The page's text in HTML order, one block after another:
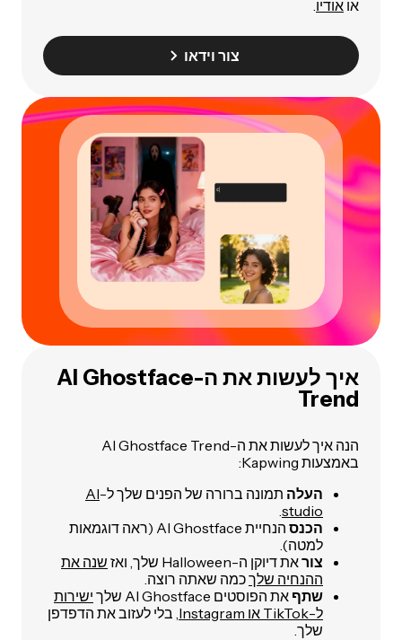
או אודיו
צור וידאו
איך לעשות את ה-AI Ghostface
Trend
הנה איך לעשות את ה-AI Ghostface Trend
באמצעות Kapwing:
העלה תמונה ברורה של הפנים שלך ל-AI
studio
הכנס
הנחיית AI Ghostface (ראה דוגמאות
למטה).
צוראת דיוקן ה-Halloween שלך, ואז
שנה את
ההנחיה שלךכמה שאתה רוצה.
שתף את הפוסטים AI Ghostface שלך
ישירות
ל-TikTok או Instagram
, בלי לעזוב את הדפדפן
שלך.